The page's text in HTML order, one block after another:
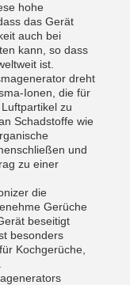
hohe
das Gerät
auch bei
kann, so dass
ist.
dreht
Ionen, die für
zu
Schadstoffe wie
und
zu einer
die
Gerüche
beseitigt
besonders
Kochgerüche,